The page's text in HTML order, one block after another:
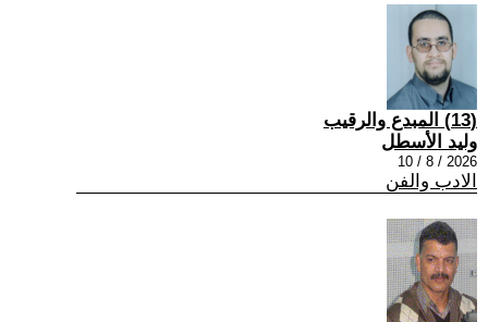
(13) المبدع والرقيب
وليد الأسطل
2026 / 8 / 10
الادب والفن